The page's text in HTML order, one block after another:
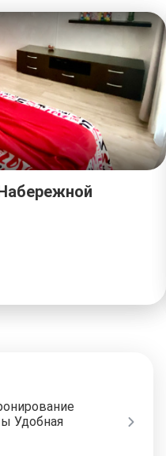
Удобная